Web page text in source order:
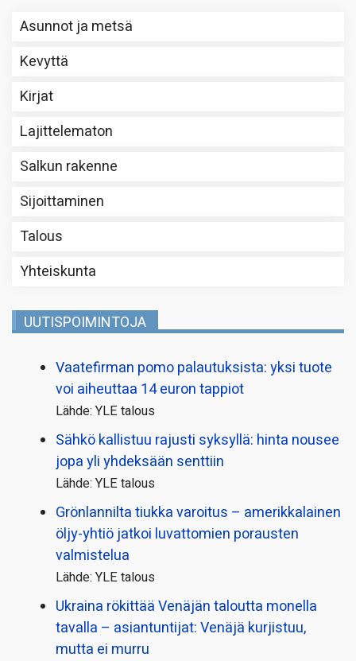
Asunnot ja metsä
Kevyttä
Kirjat
Lajittelematon
Salkun rakenne
Sijoittaminen
Talous
Yhteiskunta
UUTISPOIMINTOJA
Vaatefirman pomo palautuksista: yksi tuote
voi aiheuttaa 14 euron tappiot
Lähde: YLE talous
Sähkö kallistuu rajusti syksyllä: hinta nousee
jopa yli yhdeksään senttiin
Lähde: YLE talous
Grönlannilta tiukka varoitus – amerikkalainen
öljy-yhtiö jatkoi luvattomien porausten
valmistelua
Lähde: YLE talous
Ukraina rökittää Venäjän taloutta monella
tavalla – asiantuntijat: Venäjä kurjistuu,
mutta ei murru